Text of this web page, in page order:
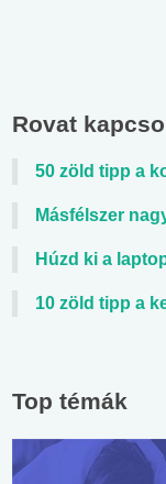
Rovat
50 zöld tipp a
Másfélszer
Húzd ki a
10 zöld tipp a
Top témák